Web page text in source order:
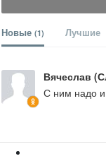
Новые (1) Лучшие
Вячеслав
С ним надо и